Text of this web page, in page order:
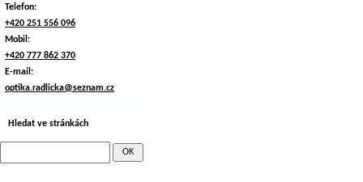
Telefon:
+420 251 556 096
Mobil:
+420 777 862 370
E-mail:
optika.radlicka@seznam.cz
Hledat ve stránkách